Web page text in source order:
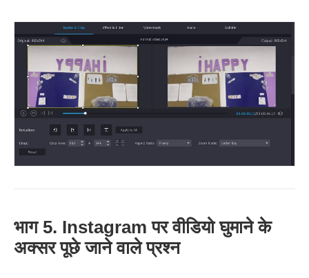
भाग 5. Instagram पर वीडियो घुमाने के
अक्सर पूछे जाने वाले प्रश्न